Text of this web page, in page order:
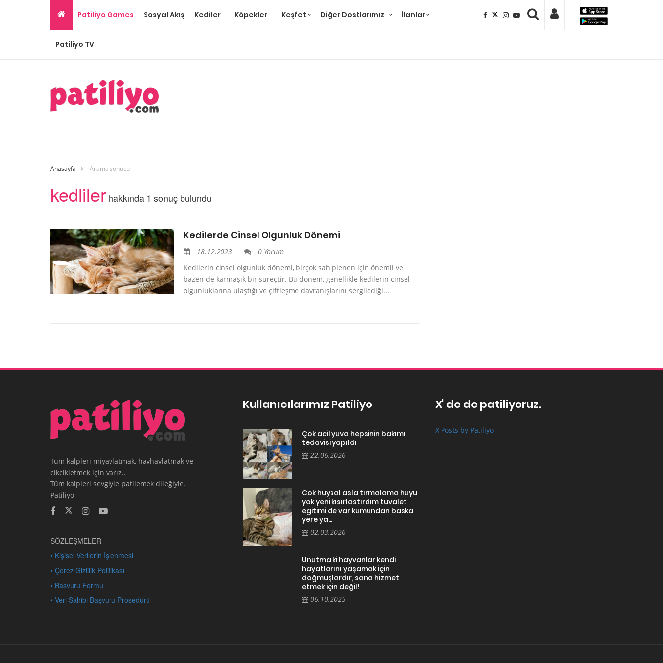
Patiliyo Games Sosyal Akış Kediler Köpekler Keşfet Diğer Dostlarımız İlanlar
Patiliyo TV
Anasayfa Arama sonucu
kedliler hakkında 1 sonuç bulundu
Kedilerde Cinsel Olgunluk Dönemi
18.12.2023
0 Yorum
Kedilerin cinsel olgunluk dönemi, birçok sahiplenen için önemli ve
bazen de karmaşık bir süreçtir. Bu dönem, genellikle kedilerin cinsel
olgunluklarına ulaştığı ve çiftleşme davranışlarını sergilediği...
Tüm kalpleri miyavlatmak, havhavlatmak ve
cikcikletmek için varız..
Tüm kalpleri sevgiyle patilemek dileğiyle.
Patiliyo
SÖZLEŞMELER
• Kişisel Verilerin İşlenmesi
• Çerez Gizlilik Politikası
• Başvuru Formu
• Veri Sahibi Başvuru Prosedürü
Kullanıcılarımız Patiliyo
Çok acil yuva hepsinin bakımı
tedavisi yapıldı
22.06.2026
Cok huysal asla tırmalama huyu
yok yeni kısırlastırdım tuvalet
egitimi de var kumundan baska
yere ya...
02.03.2026
Unutma ki hayvanlar kendi
hayatlarını yaşamak için
doğmuşlardır, sana hizmet
etmek için değil!
06.10.2025
X' de de patiliyoruz.
X Posts by Patiliyo